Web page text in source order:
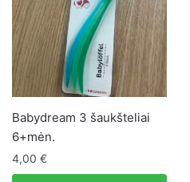
Babydream 3 šaukšteliai
6+mėn.
4,00 €